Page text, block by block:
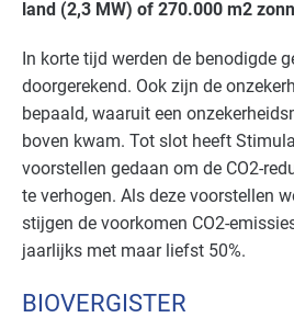
land (2,3 MW) of 270.000 m2
In korte tijd werden de benodigde
doorgerekend. Ook zijn de
bepaald, waaruit een
boven kwam. Tot slot heeft
voorstellen gedaan om de CO2-
te verhogen. Als deze voorstellen
stijgen de voorkomen CO2-
jaarlijks met maar liefst 50%.
BIOVERGISTER